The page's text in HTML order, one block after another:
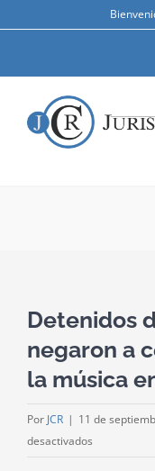
Detenidos
negaron a
la música
Por JCR | 11 de
desactivados